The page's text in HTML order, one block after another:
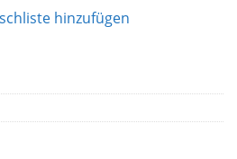
hinzufügen